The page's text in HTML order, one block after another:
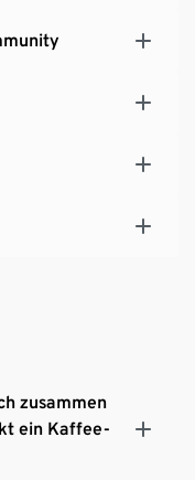
zusammen
ein Kaffee-